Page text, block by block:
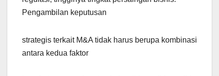
Pengambilan keputusan
strategis terkait M&A tidak harus berupa kombinasi
antara kedua faktor